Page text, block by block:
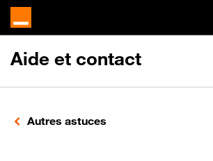
Aide et contact
Autres astuces